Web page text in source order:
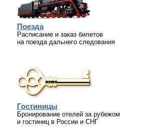
Поезда
Расписание и заказ билетов
на поезда дальнего следования
Гостиницы
Бронирование отелей за рубежом
и гостиниц в России и СНГ